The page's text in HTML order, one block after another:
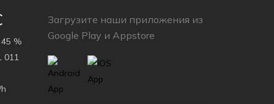
45 %
011
Загрузите наши приложения из
Google Play и Appstore